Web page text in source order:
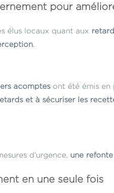
pour
élus locaux quant aux
acomptes ont été émis
et à sécuriser les
d’urgence, une
en une seule fois